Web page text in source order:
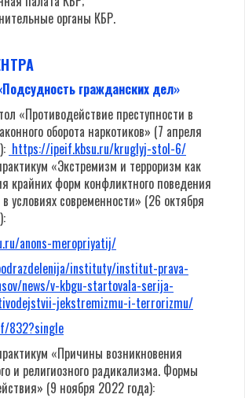
органы КБР.
гражданских дел»
«Противодействие преступности в
оборота наркотиков» (7 апреля
https://ipeif.kbsu.ru/kruglyj-stol-6/
«Экстремизм и терроризм как
крайних форм конфликтного поведения
условиях современности» (26 октября
anons-meropriyatij/
instituty/institut-prava-
news/v-kbgu-startovala-serija-
jekstremizmu-i-terrorizmu/
832?single
«Причины возникновения
и религиозного радикализма. Формы
(9 ноября 2022 года):